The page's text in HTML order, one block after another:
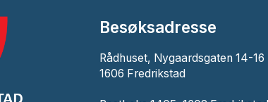
Besøksadresse
Rådhuset, Nygaardsgaten 14-16
1606 Fredrikstad